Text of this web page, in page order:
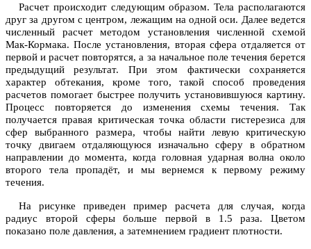
Расчет происходит следующим образом. Тела располагаются
друг за другом с центром, лежащим на одной оси. Далее ведется
численный расчет методом установления численной схемой
Мак-Кормака. После установления, вторая сфера отдаляется от
первой и расчет повторятся, а за начальное поле течения берется
предыдущий результат. При этом фактически сохраняется
характер обтекания, кроме того, такой способ проведения
расчетов помогает быстрее получить установившуюся картину.
Процесс повторяется до изменения схемы течения. Так
получается правая критическая точка области гистерезиса для
сфер выбранного размера, чтобы найти левую критическую
точку двигаем отдаляющуюся изначально сферу в обратном
направлении до момента, когда головная ударная волна около
второго тела пропадёт, и мы вернемся к первому режиму
течения.
На рисунке приведен пример расчета для случая, когда
радиус второй сферы больше первой в 1.5 раза. Цветом
показано поле давления, а затемнением градиент плотности.